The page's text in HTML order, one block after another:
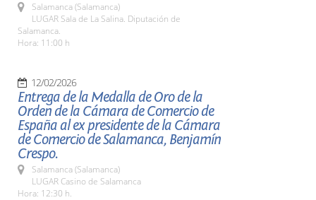
Salamanca (Salamanca)
LUGAR Sala de La Salina. Diputación de
Salamanca.
Hora: 11:00 h
12/02/2026
Entrega de la Medalla de Oro de la
Orden de la Cámara de Comercio de
España al ex presidente de la Cámara
de Comercio de Salamanca, Benjamín
Crespo.
Salamanca (Salamanca)
LUGAR Casino de Salamanca
Hora: 12:30 h.